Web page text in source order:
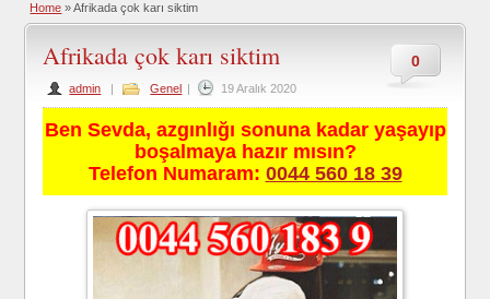
Home » Afrikada çok karı siktim
0
Afrikada çok karı siktim
admin | Genel | 19 Aralık 2020
Ben Sevda, azgınlığı sonuna kadar yaşayıp
boşalmaya hazır mısın?
Telefon Numaram: 0044 560 18 39